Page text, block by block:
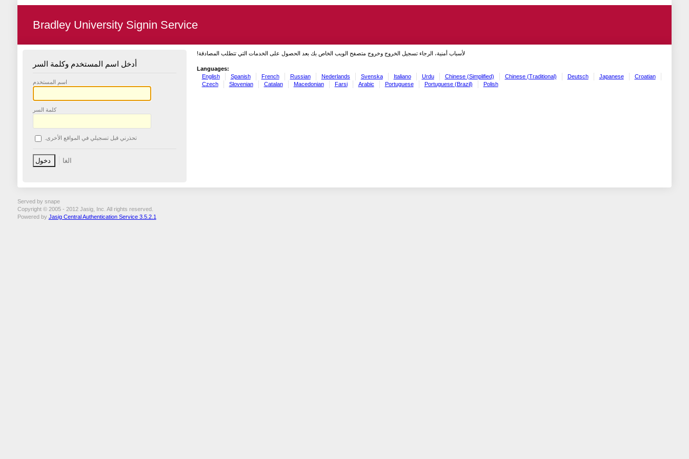
Bradley University Signin Service
أدخل اسم المستخدم وكلمة السر
اسم المستخدم
كلمة السر
تحذرني قبل تسجيلي في المواقع الأخرى.
لأسباب أمنية، الرجاء تسجيل الخروج وخروج متصفح الويب الخاص بك بعد الحصول على الخدمات التي تتطلب المصادقة!
Languages:
English
Spanish French Russian Nederlands Svenska Italiano Urdu Chinese (Simplified) Chinese (Traditional) Deutsch Japanese
Croatian
Czech
Slovenian Catalan Macedonian Farsi Arabic Portuguese Portuguese (Brazil) Polish
Served by snape
Copyright © 2005 - 2012 Jasig, Inc. All rights reserved.
Powered by Jasig Central Authentication Service 3.5.2.1